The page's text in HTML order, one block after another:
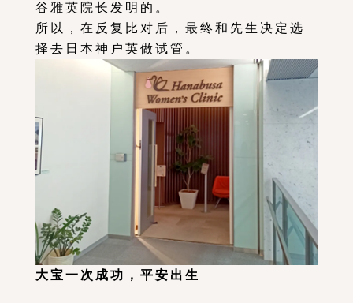
谷雅英院长发明的。
所以，在反复比对后，最终和先生决定选
择去日本神户英做试管。
大宝一次成功，平安出生